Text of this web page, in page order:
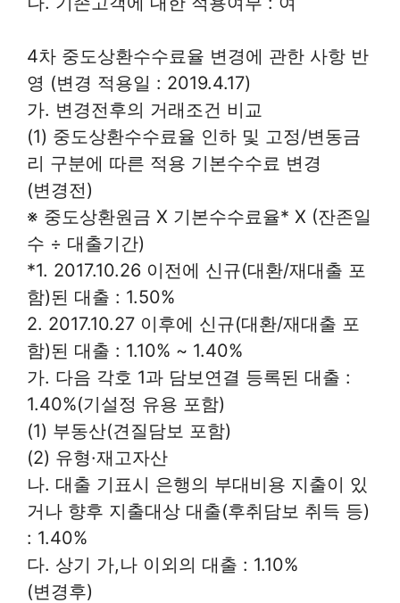
4차 중도상환수수료율 변경에 관한 사항 반
영 (변경 적용일 : 2019.4.17)
가. 변경전후의 거래조건 비교
(1) 중도상환수수료율 인하 및 고정/변동금
리 구분에 따른 적용 기본수수료 변경
(변경전)
※ 중도상환원금 X 기본수수료율* X (잔존일
수 ÷ 대출기간)
*1. 2017.10.26 이전에 신규(대환/재대출 포
함)된 대출 : 1.50%
2. 2017.10.27 이후에 신규(대환/재대출 포
함)된 대출 : 1.10% ~ 1.40%
가. 다음 각호 1과 담보연결 등록된 대출 :
1.40%(기설정 유용 포함)
(1) 부동산(견질담보 포함)
(2) 유형·재고자산
나. 대출 기표시 은행의 부대비용 지출이 있
거나 향후 지출대상 대출(후취담보 취득 등)
: 1.40%
다. 상기 가,나 이외의 대출 : 1.10%
(변경후)